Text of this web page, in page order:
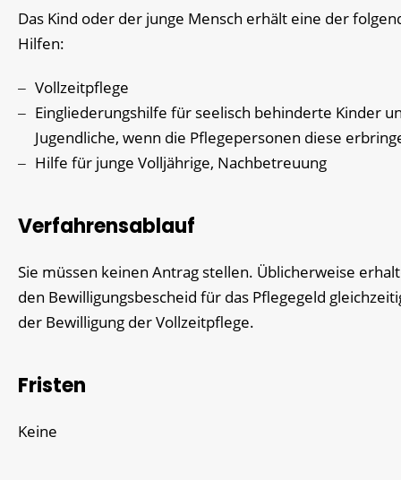
Das Kind oder der junge Mensch erhält eine der
Hilfen:
Vollzeitpflege
Eingliederungshilfe für seelisch behinderte Kinder
Jugendliche, wenn die Pflegepersonen diese
Hilfe für junge Volljährige, Nachbetreuung
Verfahrensablauf
Sie müssen keinen Antrag stellen. Üblicherweise
den Bewilligungsbescheid für das Pflegegeld
der Bewilligung der Vollzeitpflege.
Fristen
Keine